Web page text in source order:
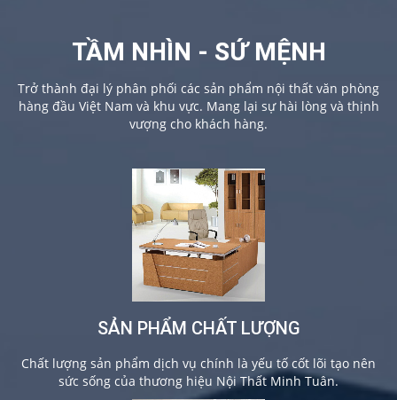
TẦM NHÌN - SỨ MỆNH
Trở thành đại lý phân phối các sản phẩm nội thất văn phòng
hàng đầu Việt Nam và khu vực. Mang lại sự hài lòng và thịnh
vượng cho khách hàng.
SẢN PHẨM CHẤT LƯỢNG
Chất lượng sản phẩm dịch vụ chính là yếu tố cốt lõi tạo nên
sức sống của thương hiệu Nội Thất Minh Tuân.